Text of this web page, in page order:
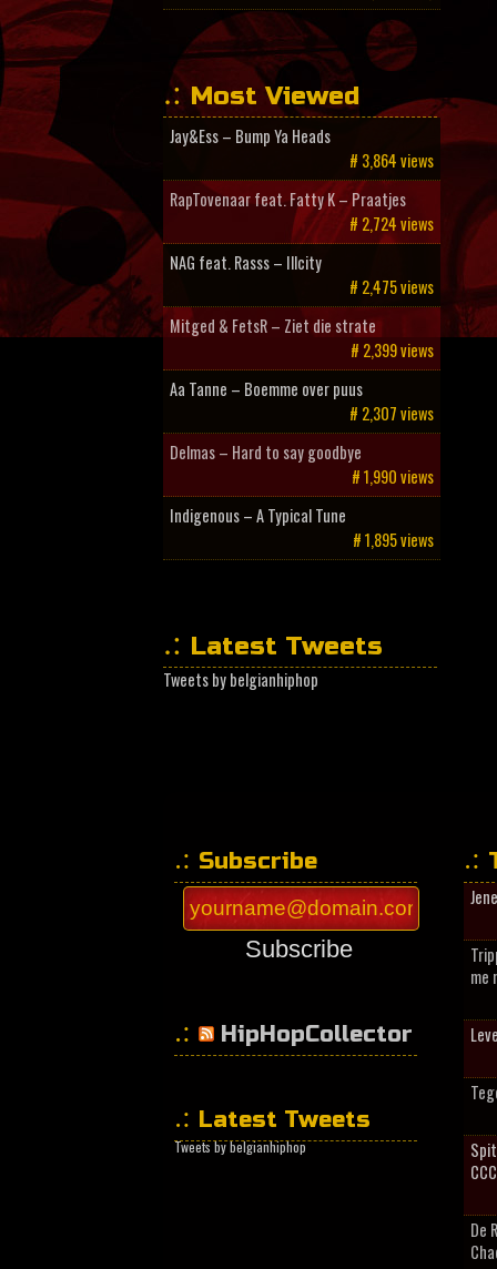
Most Viewed
Jay&Ess – Bump Ya Heads
# 3,864 views
RapTovenaar feat. Fatty K – Praatjes
# 2,724 views
NAG feat. Rasss – Illcity
# 2,475 views
Mitged & FetsR – Ziet die strate
# 2,399 views
Aa Tanne – Boemme over puus
# 2,307 views
Delmas – Hard to say goodbye
# 1,990 views
Indigenous – A Typical Tune
# 1,895 views
Latest Tweets
Tweets by belgianhiphop
Subscribe
Subscribe
HipHopCollector
Latest Tweets
Tweets by belgianhiphop
me
De